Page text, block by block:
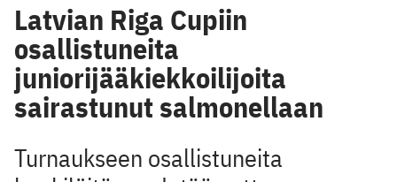
Latvian Riga Cupiin
osallistuneita
juniorijääkiekkoilijoita
sairastunut salmonellaan
Turnaukseen osallistuneita